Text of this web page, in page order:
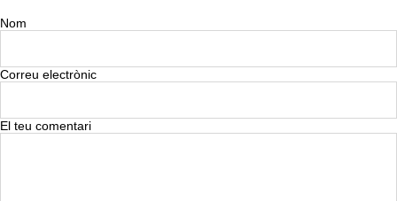
Nom
Correu electrònic
El teu comentari